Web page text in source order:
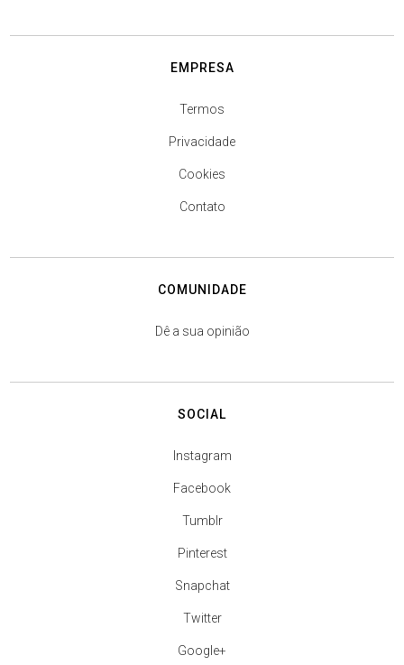
EMPRESA
Termos
Privacidade
Cookies
Contato
COMUNIDADE
Dê a sua opinião
SOCIAL
Instagram
Facebook
Tumblr
Pinterest
Snapchat
Twitter
Google+